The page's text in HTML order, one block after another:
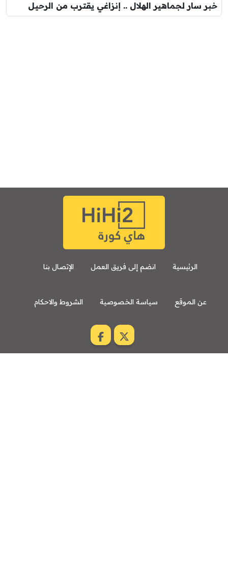
خبر سار لجماهير الهلال .. إنزاغي يقترب من الرحيل
الرئيسية انضم إلى فريق العمل الإتصال بنا
عن الموقع سياسة الخصوصية الشروط والاحكام